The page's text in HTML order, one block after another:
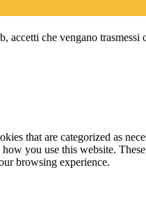
che vengano trasmessi
that are categorized as
you use this website.
browsing experience.